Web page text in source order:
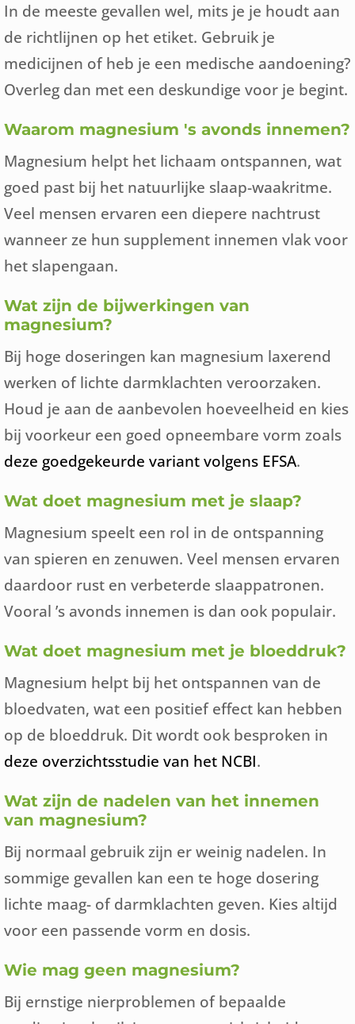
In de meeste gevallen wel, mits je je houdt aan
de richtlijnen op het etiket. Gebruik je
medicijnen of heb je een medische aandoening?
Overleg dan met een deskundige voor je begint.
Waarom magnesium 's avonds innemen?
Magnesium helpt het lichaam ontspannen, wat
goed past bij het natuurlijke slaap-waakritme.
Veel mensen ervaren een diepere nachtrust
wanneer ze hun supplement innemen vlak voor
het slapengaan.
Wat zijn de bijwerkingen van
magnesium?
Bij hoge doseringen kan magnesium laxerend
werken of lichte darmklachten veroorzaken.
Houd je aan de aanbevolen hoeveelheid en kies
bij voorkeur een goed opneembare vorm zoals
deze goedgekeurde variant volgens EFSA.
Wat doet magnesium met je slaap?
Magnesium speelt een rol in de ontspanning
van spieren en zenuwen. Veel mensen ervaren
daardoor rust en verbeterde slaappatronen.
Vooral ’s avonds innemen is dan ook populair.
Wat doet magnesium met je bloeddruk?
Magnesium helpt bij het ontspannen van de
bloedvaten, wat een positief effect kan hebben
op de bloeddruk. Dit wordt ook besproken in
deze overzichtsstudie van het NCBI.
Wat zijn de nadelen van het innemen
van magnesium?
Bij normaal gebruik zijn er weinig nadelen. In
sommige gevallen kan een te hoge dosering
lichte maag- of darmklachten geven. Kies altijd
voor een passende vorm en dosis.
Wie mag geen magnesium?
Bij ernstige nierproblemen of bepaalde